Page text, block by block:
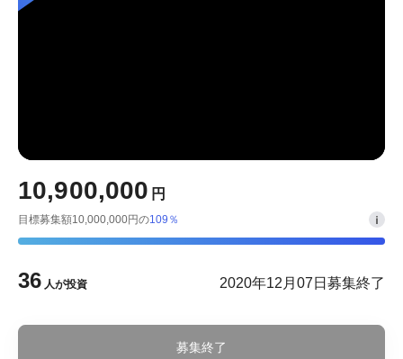
10,900,000 円
目標募集額10,000,000円の109％
36 人が投資 2020年12月07日募集終了
募集終了